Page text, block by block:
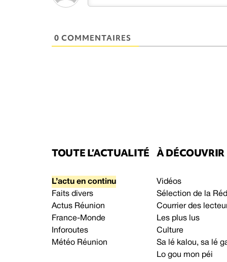
0 COMMENTAIRES
TOUTE L’ACTUALITÉ
L’actu en continu
Faits divers
Actus Réunion
France-Monde
Inforoutes
Météo Réunion
À DÉCOUVRIR
Vidéos
Sélection de la
Courrier des
Les plus lus
Culture
Sa lé kalou, sa lé
Lo gou mon péi